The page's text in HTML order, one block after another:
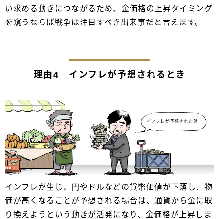
い求める動きにつながるため、金価格の上昇タイミング
を窺うならば戦争は注目すべき出来事だと言えます。
理由4 インフレが予想されるとき
インフレが生じ、円やドルなどの貨幣価値が下落し、物
価が高くなることが予想される場合は、通貨から金に取
り換えようという動きが活発になり、金価格が上昇しま